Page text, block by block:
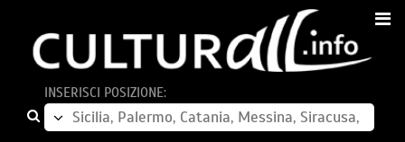
INSERISCI POSIZIONE: